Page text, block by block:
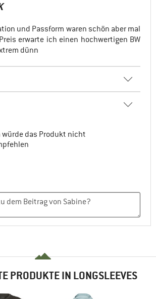
und Passform waren schön aber mal
erwarte ich einen hochwertigen BW
dünn
würde das Produkt nicht
PRODUKTE IN LONGSLEEVES